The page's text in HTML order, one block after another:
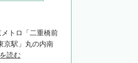
トロ「二重橋前
京駅」丸の内南
読む